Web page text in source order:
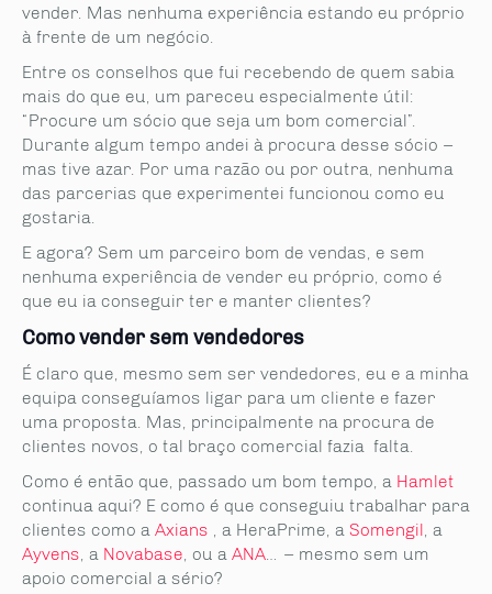
vender. Mas nenhuma experiência estando eu próprio
à frente de um negócio.
Entre os conselhos que fui recebendo de quem sabia
mais do que eu, um pareceu especialmente útil:
“Procure um sócio que seja um bom comercial”.
Durante algum tempo andei à procura desse sócio –
mas tive azar. Por uma razão ou por outra, nenhuma
das parcerias que experimentei funcionou como eu
gostaria.
E agora? Sem um parceiro bom de vendas, e sem
nenhuma experiência de vender eu próprio, como é
que eu ia conseguir ter e manter clientes?
Como vender sem vendedores
É claro que, mesmo sem ser vendedores, eu e a minha
equipa conseguíamos ligar para um cliente e fazer
uma proposta. Mas, principalmente na procura de
clientes novos, o tal braço comercial fazia falta.
Como é então que, passado um bom tempo, a Hamlet
continua aqui? E como é que conseguiu trabalhar para
clientes como a Axians , a HeraPrime, a Somengil, a
Ayvens, a Novabase, ou a ANA… – mesmo sem um
apoio comercial a sério?